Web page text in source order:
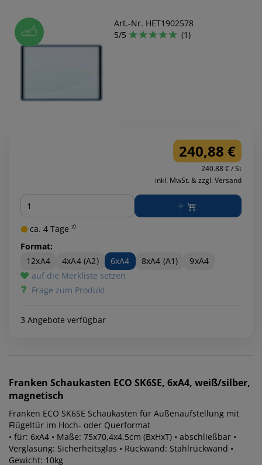
Art.-Nr. HET1902578
5/5
(1)
240,88 €
240.88 € / St
inkl. MwSt. & zzgl. Versand
Menge
ca. 4 Tage ²⁾
Format:
12xA4
4xA4 (A2) 6xA4 8xA4 (A1)
9xA4
auf die Merkliste setzen
Frage zum Produkt
3 Angebote verfügbar
Franken Schaukasten ECO SK6SE, 6xA4, weiß/silber,
magnetisch
Franken ECO SK6SE Schaukasten für Außenaufstellung mit
Flügeltür im Hoch- oder Querformat
• für: 6xA4 • Maße: 75x70,4x4,5cm (BxHxT) • abschließbar •
Verglasung: Sicherheitsglas • Rückwand: Stahlrückwand •
Gewicht: 10kg